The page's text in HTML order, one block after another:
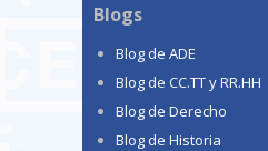
Blogs
Blog de ADE
Blog de CC.TT y RR.HH
Blog de Derecho
Blog de Historia